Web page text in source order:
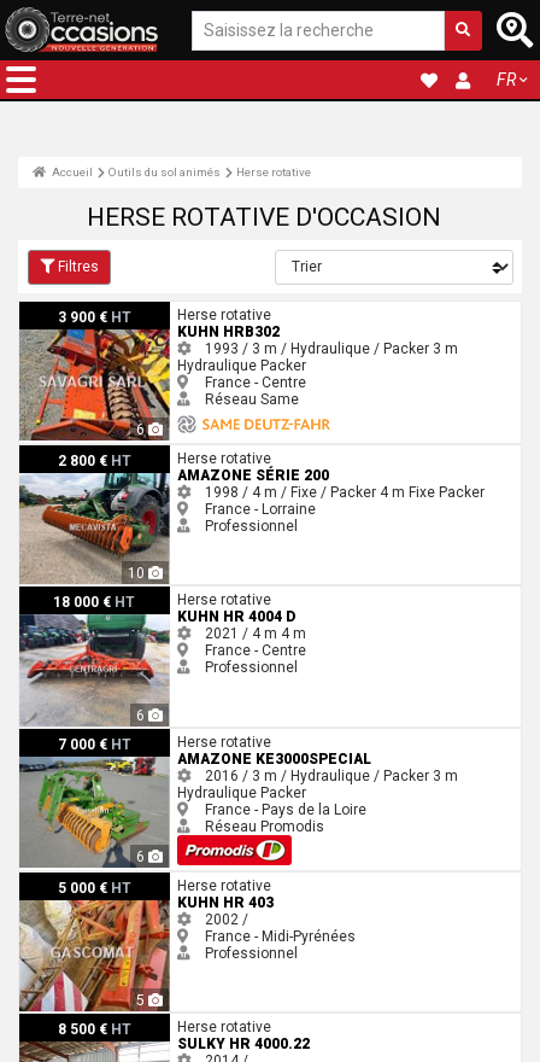
FR
Accueil Outils du sol animés Herse rotative
HERSE ROTATIVE D'OCCASION
Filtres
3 900 € HT
6
Kuhn HRB302
Herse rotative
KUHN HRB302
1993 / 3 m / Hydraulique / Packer 3 m
Hydraulique Packer
France - Centre
Réseau Same
2 800 € HT
10
Amazone Série 200
Herse rotative
AMAZONE SÉRIE 200
1998 / 4 m / Fixe / Packer 4 m Fixe Packer
France - Lorraine
Professionnel
18 000 € HT
6
Kuhn HR 4004 D
Herse rotative
KUHN HR 4004 D
2021 / 4 m 4 m
France - Centre
Professionnel
7 000 € HT
6
Amazone KE3000SPECIALHerse rotative
AMAZONE KE3000SPECIAL
2016 / 3 m / Hydraulique / Packer 3 m
Hydraulique Packer
France - Pays de la Loire
Réseau Promodis
5 000 € HT
5
Kuhn HR 403
Herse rotative
KUHN HR 403
2002 /
France - Midi-Pyrénées
Professionnel
8 500 € HT
Sulky HR 4000.22
Herse rotative
SULKY HR 4000.22